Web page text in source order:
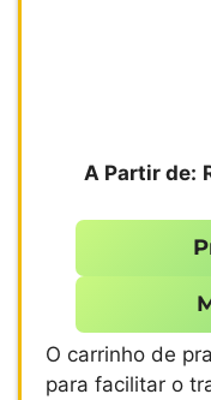
A Partir de:
O carrinho de
para facilitar o